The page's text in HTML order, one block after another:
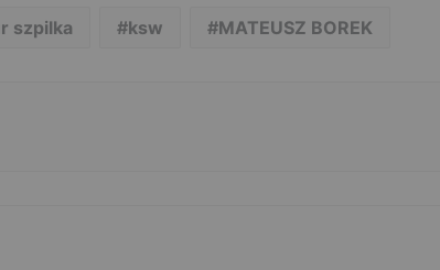
szpilka ksw MATEUSZ BOREK